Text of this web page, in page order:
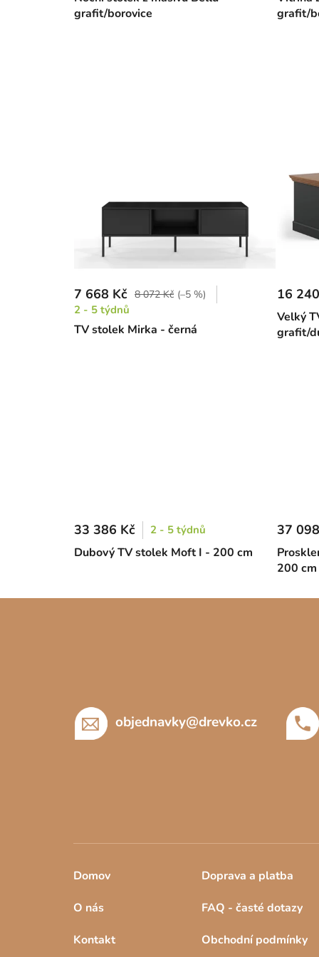
grafit/borovice
grafit/
TV stolek Mirka - černá
7 668 Kč 8 072 Kč (–5 %)
2 - 5 týdnů
Velký
grafit/
16
Dubový TV stolek Moft I - 200 cm
33 386 Kč 2 - 5 týdnů
200 cm
37
objednavky@drevko.cz
Domov
O nás
Kontakt
Doprava a platba
FAQ - časté dotazy
Obchodní podmínky